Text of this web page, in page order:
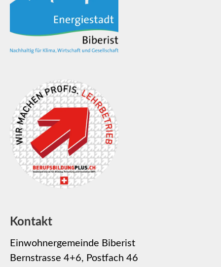
Kontakt
Einwohnergemeinde Biberist
Bernstrasse 4+6, Postfach 46